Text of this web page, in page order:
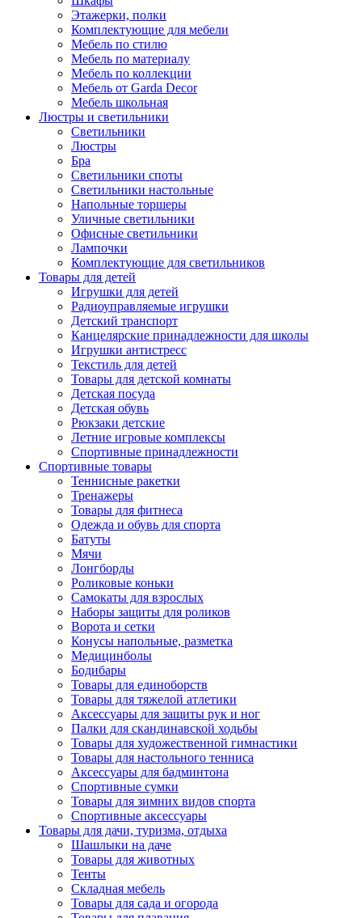
Этажерки, полки
Комплектующие для мебели
Мебель по стилю
Мебель по материалу
Мебель по коллекции
Мебель от Garda Decor
Мебель школьная
Люстры и светильники
Светильники
Люстры
Бра
Светильники споты
Светильники настольные
Напольные торшеры
Уличные светильники
Офисные светильники
Лампочки
Комплектующие для светильников
Товары для детей
Игрушки для детей
Радиоуправляемые игрушки
Детский транспорт
Канцелярские принадлежности для школы
Игрушки антистресс
Текстиль для детей
Товары для детской комнаты
Детская посуда
Детская обувь
Рюкзаки детские
Летние игровые комплексы
Спортивные принадлежности
Спортивные товары
Теннисные ракетки
Тренажеры
Товары для фитнеса
Одежда и обувь для спорта
Батуты
Мячи
Лонгборды
Роликовые коньки
Самокаты для взрослых
Наборы защиты для роликов
Ворота и сетки
Конусы напольные, разметка
Медицинболы
Бодибары
Товары для единоборств
Товары для тяжелой атлетики
Аксессуары для защиты рук и ног
Палки для скандинавской ходьбы
Товары для художественной гимнастики
Товары для настольного тенниса
Аксессуары для бадминтона
Спортивные сумки
Товары для зимних видов спорта
Спортивные аксессуары
Товары для дачи, туризма, отдыха
Шашлыки на даче
Товары для животных
Тенты
Складная мебель
Товары для сада и огорода